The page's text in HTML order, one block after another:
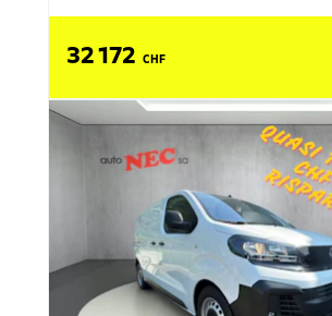
32 172 CHF